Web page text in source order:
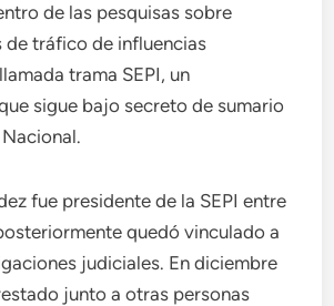
de las pesquisas sobre
de tráfico de influencias
trama SEPI, un
sigue bajo secreto de sumario
fue presidente de la SEPI entre
quedó vinculado a
judiciales. En diciembre
junto a otras personas